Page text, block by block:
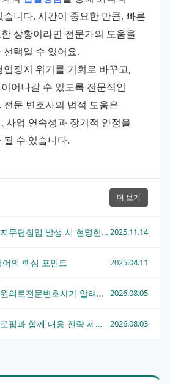
니다. 시간이 중요한 만큼, 빠른
상황이라면 전문가의 도움을
택일 수 있어요.
정지 위기를 기회로 바꾸고,
어나갈 수 있도록 전문적인
문 변호사의 법적 도움은
사업 연속성과 장기적 안정을
수 있습니다.
더 보기
안양변호사상담, 사유지무단침입 발생 시 현명한 대처법과 법적 방어 전략 2025.11.14
의 핵심 포인트 2025.04.11
디지털의료제품법, 수원의료전문변호사가 알려주는 핵심 쟁점과 대응 전략 2026.08.05
외국인강제추방, 전주로펌과 함께 대응 전략 세우는 법 2026.08.03